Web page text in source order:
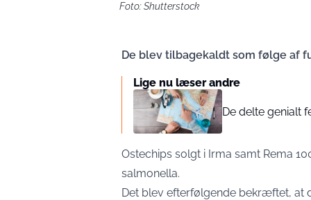
Foto: Shutterstock
De blev tilbagekaldt som følge af
Lige nu læser andre
De delte genialt
Ostechips solgt i Irma samt Rema
salmonella.
Det blev efterfølgende bekræftet, at